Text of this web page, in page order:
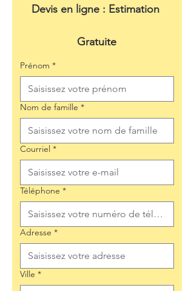
Devis en ligne : Estimation
Gratuite
Prénom *
Nom de famille *
Courriel *
Téléphone *
Adresse *
Ville *